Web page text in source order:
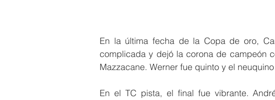
En la última fecha de la Copa de oro,
complicada y dejó la corona de campeón
Mazzacane. Werner fue quinto y el
En el TC pista, el final fue vibrante.